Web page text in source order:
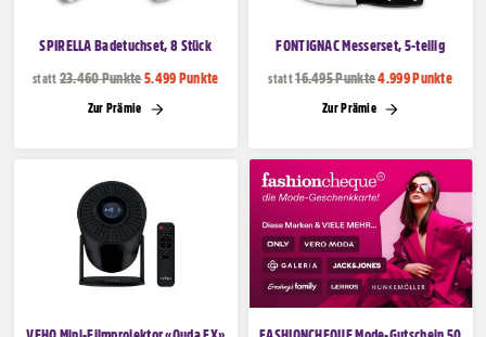
Taschen
SPIRELLA Badetuchset, 8 Stück
statt 23.460 Punkte5.499 Punkte
Zur Prämie
FONTIGNAC Messerset, 5-teilig
statt16.495 Punkte4.999 Punkte
Zur Prämie